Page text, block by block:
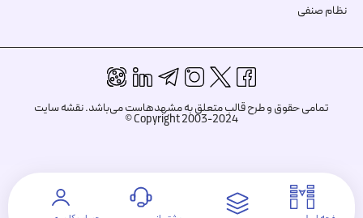
نظام صنفی
تمامی حقوق و طرح قالب متعلق به مشهدهاست می‌باشد.نقشه سایت
Copyright 2003-2024 ©